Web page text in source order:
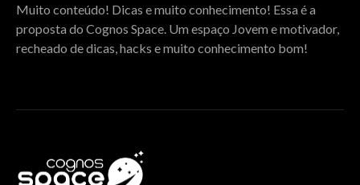
Muito conteúdo! Dicas e muito conhecimento! Essa é a
proposta do Cognos Space. Um espaço Jovem e motivador,
recheado de dicas, hacks e muito conhecimento bom!